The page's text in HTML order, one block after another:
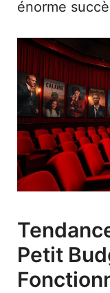
énorme
Petit